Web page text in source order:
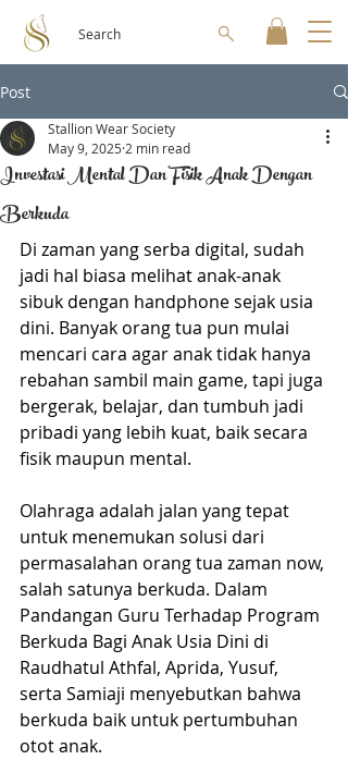
Search
Post
Investasi Mental Dan Fisik Anak Dengan
Berkuda
Stallion Wear Society
May 9, 2025 2 min read
Di zaman yang serba digital, sudah
jadi hal biasa melihat anak-anak
sibuk dengan handphone sejak usia
dini. Banyak orang tua pun mulai
mencari cara agar anak tidak hanya
rebahan sambil main game, tapi juga
bergerak, belajar, dan tumbuh jadi
pribadi yang lebih kuat, baik secara
fisik maupun mental.
Olahraga adalah jalan yang tepat
untuk menemukan solusi dari
permasalahan orang tua zaman now,
salah satunya berkuda. Dalam
Pandangan Guru Terhadap Program
Berkuda Bagi Anak Usia Dini di
Raudhatul Athfal, Aprida, Yusuf,
serta Samiaji menyebutkan bahwa
berkuda baik untuk pertumbuhan
otot anak.